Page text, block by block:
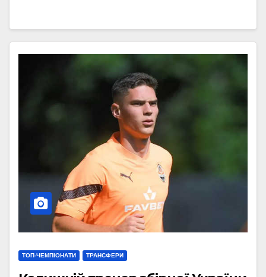
ТОП-ЧЕМПІОНАТИ ТРАНСФЕРИ